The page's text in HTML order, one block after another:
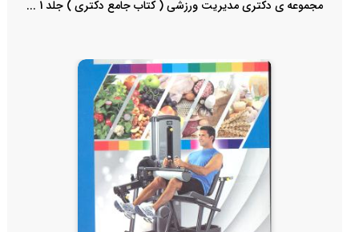
مجموعه ی دکتری مدیریت ورزشی ( کتاب جامع دکتری ) جلد 1 ...